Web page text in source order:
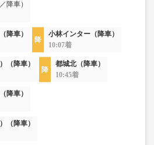
降車）
降車）
小林インター（降車）
10:07着
（降車）
都城北（降車）
10:45着
降車）
（降車）